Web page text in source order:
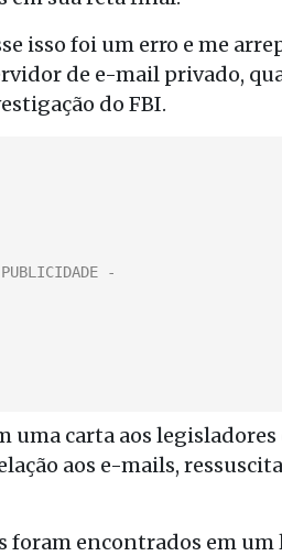
isso foi um erro e me
de e-mail privado,
do FBI.
uma carta aos
aos e-mails,
foram encontrados em